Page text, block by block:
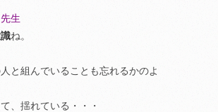
生
ね。
と組んでいることも忘れるかのよ
、揺れている・・・